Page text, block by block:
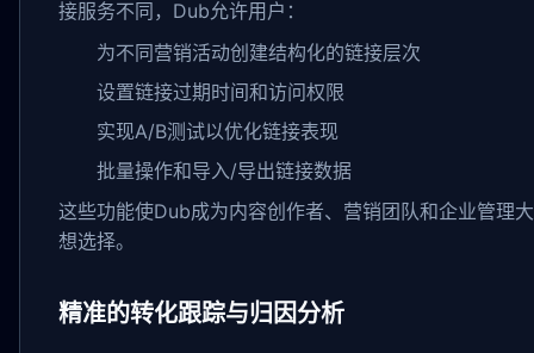
接服务不同，Dub允许用户：
为不同营销活动创建结构化的链接层次
设置链接过期时间和访问权限
实现A/B测试以优化链接表现
批量操作和导入/导出链接数据
这些功能使Dub成为内容创作者、营销团队和企业管理
想选择。
精准的转化跟踪与归因分析